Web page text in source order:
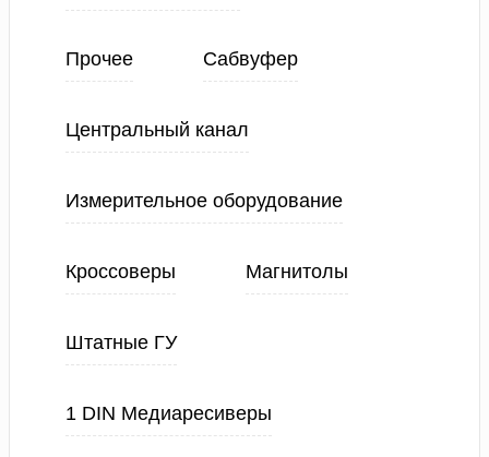
Прочее Сабвуфер
Центральный канал
Измерительное оборудование
Кроссоверы Магнитолы
Штатные ГУ
1 DIN Медиаресиверы